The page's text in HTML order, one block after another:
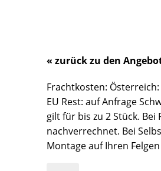
« zurück zu den
Frachtkosten:
EU Rest: auf Anfrage
gilt für bis zu 2 Stück.
nachverrechnet. Bei
Montage auf Ihren